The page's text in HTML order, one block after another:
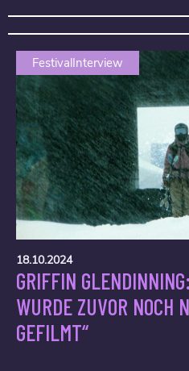
FestivalInterview
18.10.2024
GRIFFIN
WURDE ZUVOR NOCH
GEFILMT“